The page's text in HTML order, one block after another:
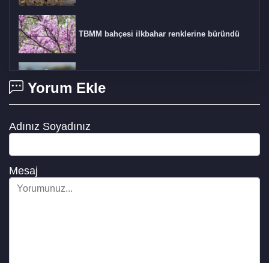
TBMM bahçesi ilkbahar renklerine büründü
Manyas Kuş Gölün'de bahar bereketi
Karaman'da elma bahçeleri beyaza büründü
Yorum Ekle
Adınız Soyadınız
Mesaj